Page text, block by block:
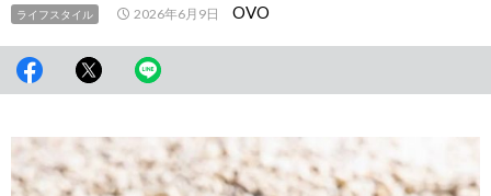
ライフスタイル 2026年6月9日 OVO